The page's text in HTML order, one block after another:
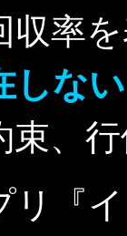
率
しない
束、
『